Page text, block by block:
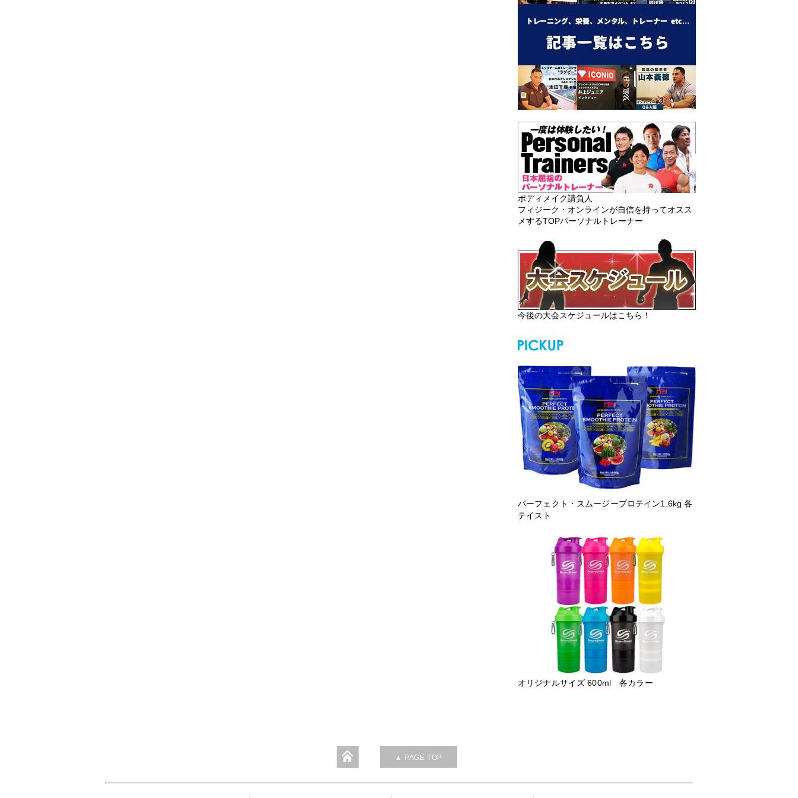
ボディメイク請負人
フィジーク・オンラインが自信を持ってオスス
メするTOPパーソナルトレーナー
今後の大会スケジュールはこちら！
パーフェクト・スムージープロテイン1.6kg 各
テイスト
オリジナルサイズ 600ml 各カラー
▲ PAGE TOP